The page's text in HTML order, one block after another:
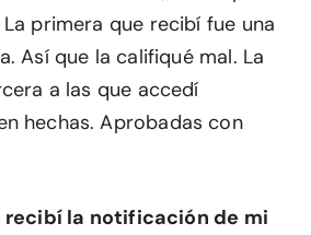
primera que recibí fue una
Así que la califiqué mal. La
a las que accedí
hechas. Aprobadas con
recibí la notificación de mi